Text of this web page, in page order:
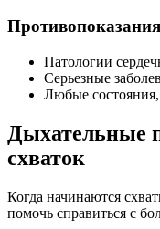
Патологии
Серьезные
Любые
Дыхательные
схваток
Когда начинаются
помочь справиться с